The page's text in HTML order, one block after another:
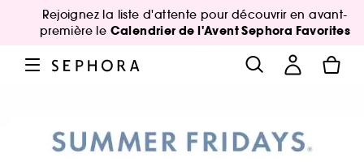
Rejoignez la liste d'attente pour découvrir en avant-
première le Calendrier de l'Avent Sephora Favorites